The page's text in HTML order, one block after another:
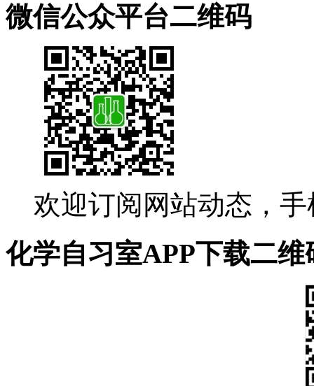
微信公众平台二维码
欢迎订阅网站动态，
化学自习室APP下载二维